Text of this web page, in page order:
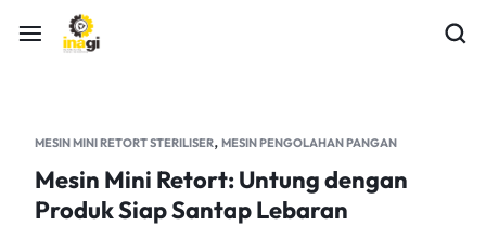
MESIN MINI RETORT STERILISER, MESIN PENGOLAHAN PANGAN
Mesin Mini Retort: Untung dengan
Produk Siap Santap Lebaran